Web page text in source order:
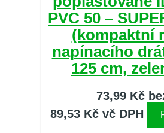
PVC 50 –
(kompaktní
napínacího
125 cm,
73,99 Kč
89,53 Kčvč DPH